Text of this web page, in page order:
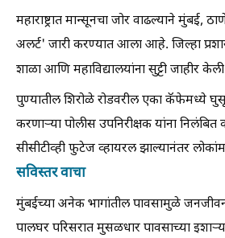
महाराष्ट्रात मान्सूनचा जोर वाढल्याने मुंबई,
अलर्ट' जारी करण्यात आला आहे. जिल्हा
शाळा आणि महाविद्यालयांना सुट्टी जाहीर
पुण्यातील शिरोळे रोडवरील एका कॅफेमध्ये
करणाऱ्या पोलीस उपनिरीक्षक यांना
सीसीटीव्ही फुटेज व्हायरल झाल्यानंतर
सविस्तर वाचा
मुंबईच्या अनेक भागांतील पावसामुळे
पालघर परिसरात मुसळधार पावसाच्या